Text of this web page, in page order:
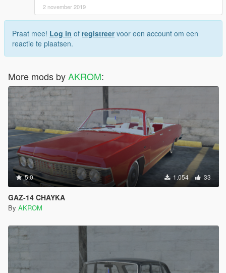
2 november 2019
Praat mee! Log in of registreervoor een account om een
reactie te plaatsen.
More mods byAKROM:
5.0 1.054 33
GAZ-14 CHAYKA
By AKROM